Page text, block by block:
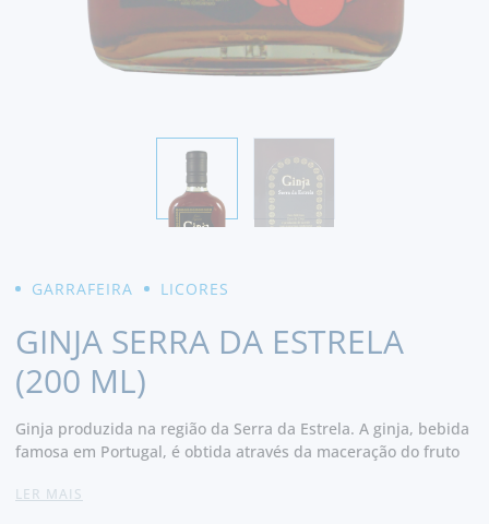
GARRAFEIRA LICORES
GINJA SERRA DA ESTRELA
(200 ML)
Ginja produzida na região da Serra da Estrela. A ginja, bebida
famosa em Portugal, é obtida através da maceração do fruto
notas de canela.
LER MAIS